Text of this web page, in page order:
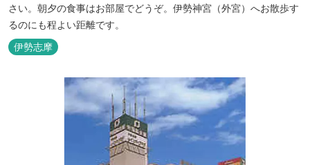
さい。朝夕の食事はお部屋でどうぞ。伊勢神宮（外宮）へお散歩す
るのにも程よい距離です。
伊勢志摩